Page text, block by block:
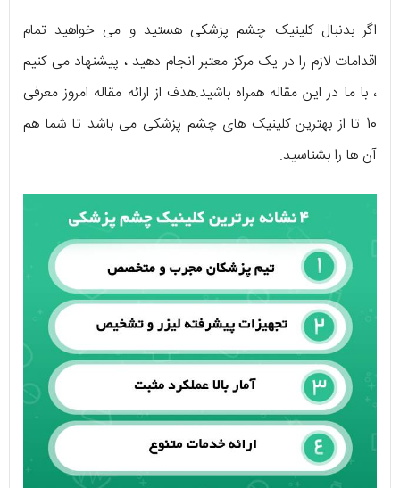
اگر بدنبال کلینیک چشم پزشکی هستید و می خواهید تمام
اقدامات لازم را در یک مرکز معتبر انجام دهید ، پیشنهاد می کنیم
، با ما در این مقاله همراه باشید.هدف از ارائه مقاله امروز معرفی
10 تا از بهترین کلینیک های چشم پزشکی می باشد تا شما هم
آن ها را بشناسید.